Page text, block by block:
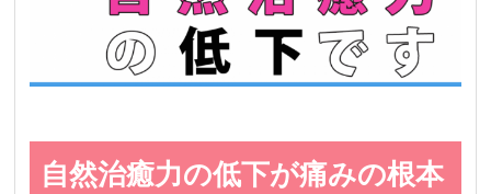
自然治癒力の低下が痛みの根本